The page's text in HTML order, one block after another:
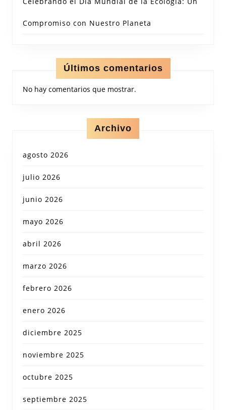
Compromiso con Nuestro Planeta
Últimos comentarios
No hay comentarios que mostrar.
Archivo
agosto 2026
julio 2026
junio 2026
mayo 2026
abril 2026
marzo 2026
febrero 2026
enero 2026
diciembre 2025
noviembre 2025
octubre 2025
septiembre 2025